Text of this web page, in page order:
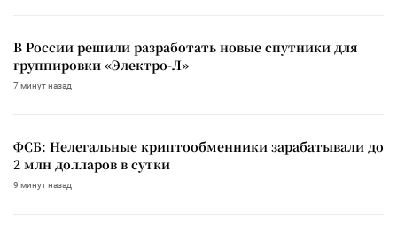
В России решили разработать новые спутники для
группировки «Электро-Л»
7 минут назад
ФСБ: Нелегальные криптообменники зарабатывали до
2 млн долларов в сутки
9 минут назад